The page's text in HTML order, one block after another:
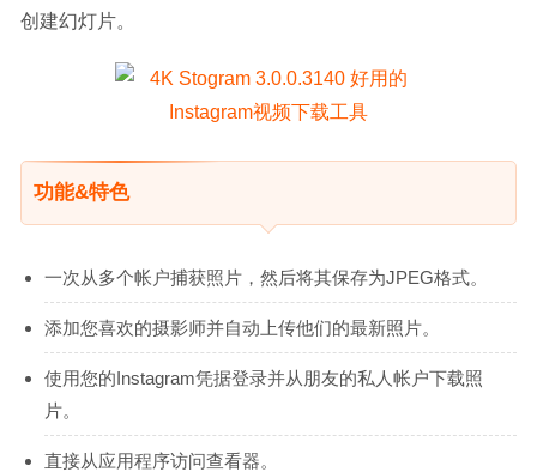
创建幻灯片。
功能&特色
一次从多个帐户捕获照片，然后将其保存为JPEG格式。
添加您喜欢的摄影师并自动上传他们的最新照片。
使用您的Instagram凭据登录并从朋友的私人帐户下载照
片。
直接从应用程序访问查看器。